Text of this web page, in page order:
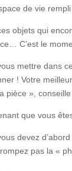
de vie
objets qui
C’est le
mettre dans
! Votre
pièce »,
que vous
devez
pas la «